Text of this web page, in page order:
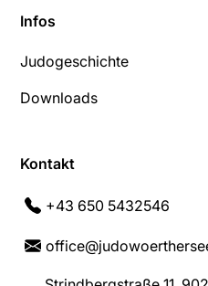
Infos
Judogeschichte
Downloads
Kontakt
+43 650 5432546